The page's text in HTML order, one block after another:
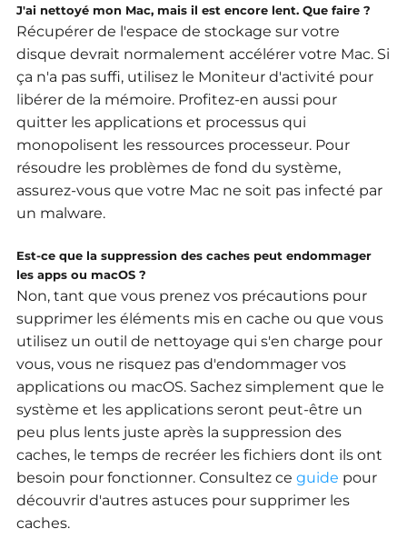
J'ai nettoyé mon Mac, mais il est encore lent. Que faire ?
Récupérer de l'espace de stockage sur votre
disque devrait normalement accélérer votre Mac. Si
ça n'a pas suffi, utilisez le Moniteur d'activité pour
libérer de la mémoire. Profitez-en aussi pour
quitter les applications et processus qui
monopolisent les ressources processeur. Pour
résoudre les problèmes de fond du système,
assurez-vous que votre Mac ne soit pas infecté par
un malware.
Est-ce que la suppression des caches peut endommager
les apps ou macOS ?
Non, tant que vous prenez vos précautions pour
supprimer les éléments mis en cache ou que vous
utilisez un outil de nettoyage qui s'en charge pour
vous, vous ne risquez pas d'endommager vos
applications ou macOS. Sachez simplement que le
système et les applications seront peut-être un
peu plus lents juste après la suppression des
caches, le temps de recréer les fichiers dont ils ont
besoin pour fonctionner. Consultez ce guide pour
découvrir d'autres astuces pour supprimer les
caches.